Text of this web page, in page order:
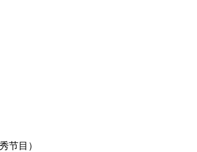
节目）